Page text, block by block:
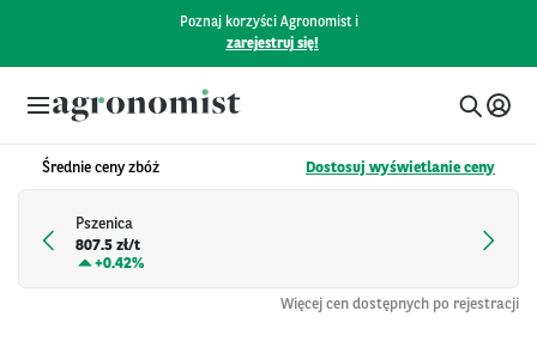
Poznaj korzyści Agronomist i
zarejestruj się!
Średnie ceny zbóż Dostosuj wyświetlanie ceny
Pszenica
807.5 zł/t
+0.42%
Więcej cen dostępnych po rejestracji